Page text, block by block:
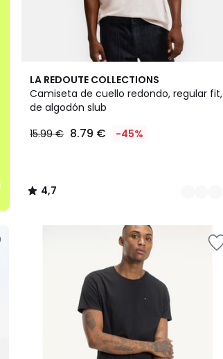
LA REDOUTE COLLECTIONS
Camiseta de cuello redondo, regular fit,
de algodón slub
15.99 € 8.79 € -45%
4,7
/ 5
3
Colores
4,7
/